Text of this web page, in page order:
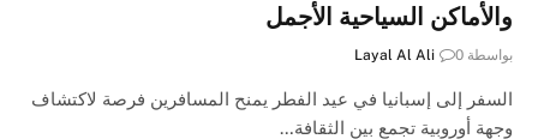
والأماكن السياحية الأجمل
بواسطة Layal Al Ali 0
السفر إلى إسبانيا في عيد الفطر يمنح المسافرين فرصة لاكتشاف
وجهة أوروبية تجمع بين الثقافة…